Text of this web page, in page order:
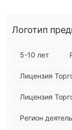
Плюсы и минусы
Да, PT. Bestprofit
форекс от
Джакарты (JFX)
Торговые
Логотип
5-10 лет
Лицензия
Лицензия
Регион